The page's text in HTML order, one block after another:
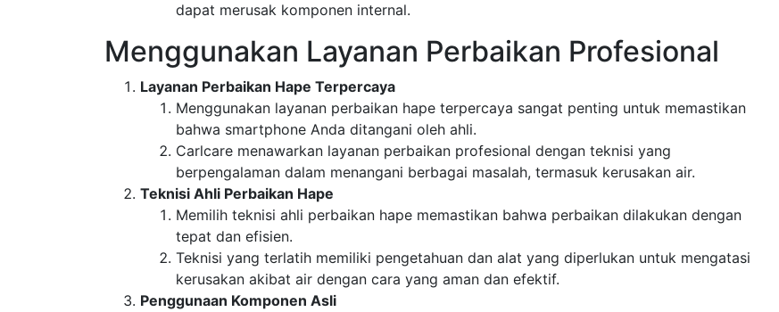
dapat merusak komponen internal.
Menggunakan Layanan Perbaikan Profesional
Layanan Perbaikan Hape Terpercaya
Menggunakan layanan perbaikan hape terpercaya sangat penting untuk memastikan
bahwa smartphone Anda ditangani oleh ahli.
Carlcare menawarkan layanan perbaikan profesional dengan teknisi yang
berpengalaman dalam menangani berbagai masalah, termasuk kerusakan air.
Teknisi Ahli Perbaikan Hape
Memilih teknisi ahli perbaikan hape memastikan bahwa perbaikan dilakukan dengan
tepat dan efisien.
Teknisi yang terlatih memiliki pengetahuan dan alat yang diperlukan untuk mengatasi
kerusakan akibat air dengan cara yang aman dan efektif.
Penggunaan Komponen Asli